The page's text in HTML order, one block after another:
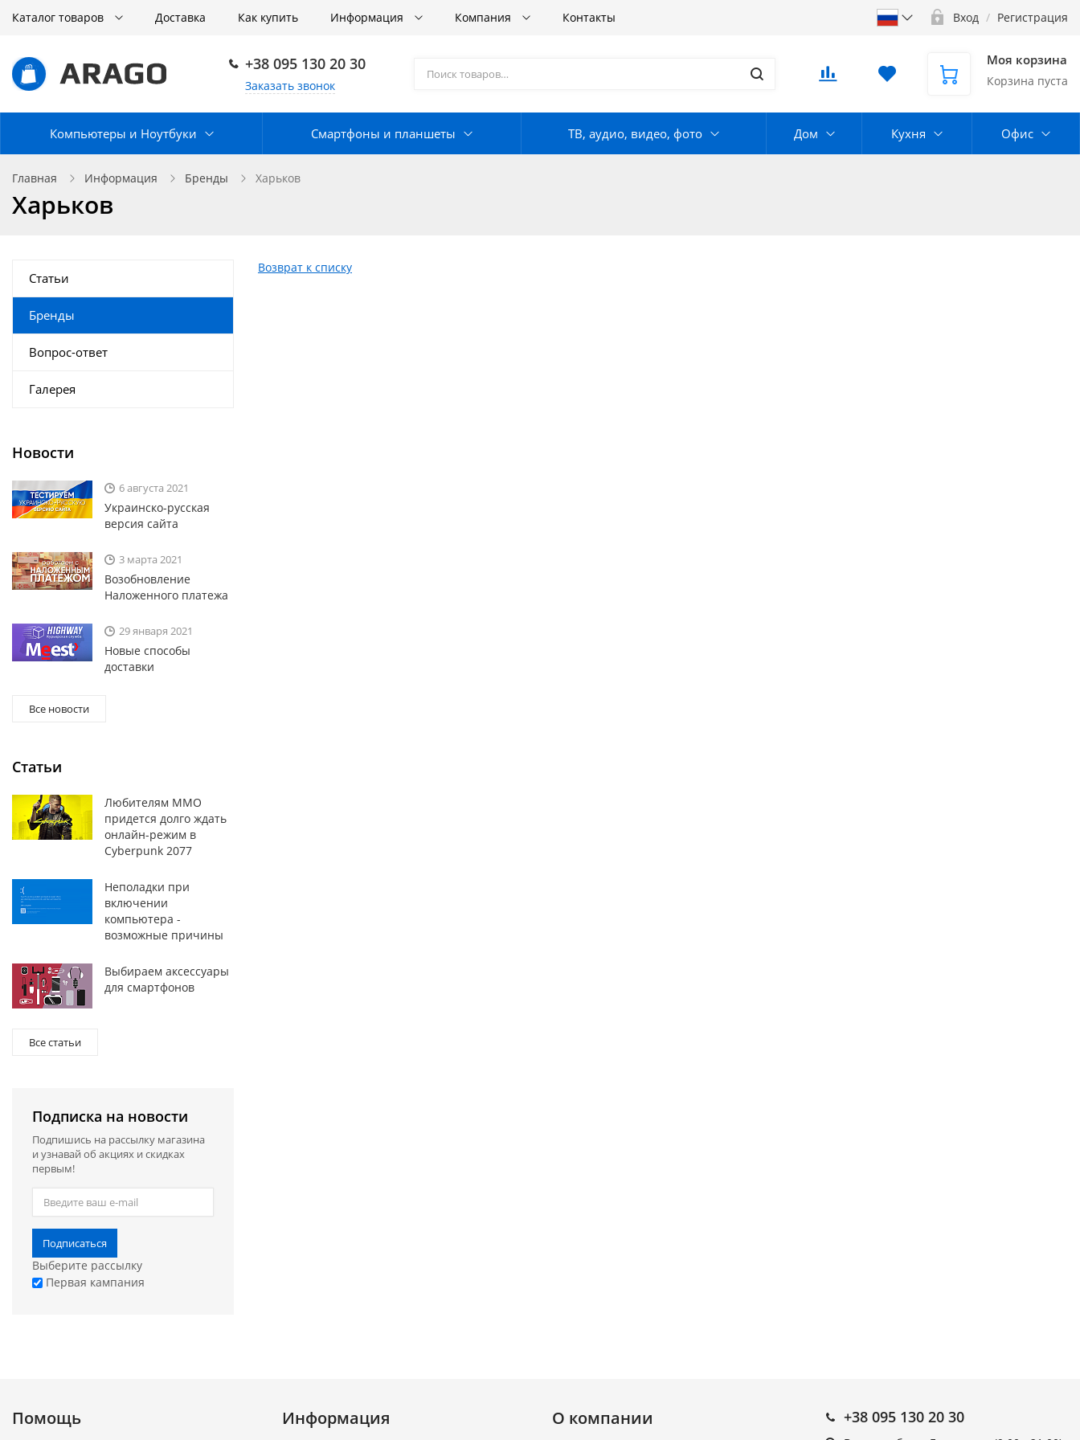
Каталог товаров Доставка Как купить Информация Компания Контакты Вход / Регистрация
+38 095 130 20 30
Заказать звонок
Моя корзина
Корзина пуста
Компьютеры и Ноутбуки Смартфоны и планшеты ТВ, аудио, видео, фото Дом Кухня Офис
Главная Информация Бренды Харьков
Харьков
Возврат к списку
Статьи
Бренды
Вопрос-ответ
Галерея
Новости
6 августа 2021
Украинско-русская
версия сайта
3 марта 2021
Возобновление
Наложенного платежа
29 января 2021
Новые способы
доставки
Все новости
Статьи
Любителям MMO
придется долго ждать
онлайн-режим в
Cyberpunk 2077
Неполадки при
включении
компьютера -
возможные причины
Выбираем аксессуары
для смартфонов
Все статьи
Подписка на новости
Подпишись на рассылку магазина
и узнавай об акциях и скидках
первым!
Подписаться
Выберите рассылку
Первая кампания
Помощь Информация О компании +38 095 130 20 30